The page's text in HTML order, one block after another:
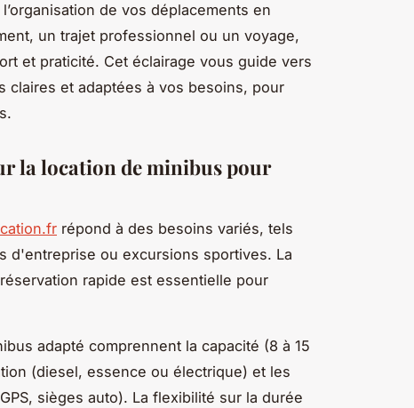
de vos déplacements en
un trajet professionnel ou un voyage,
et praticité. Cet éclairage vous guide vers
claires et adaptées à vos besoins, pour
la location de minibus pour
répond à des besoins variés, tels
d'entreprise ou excursions sportives. La
rapide est essentielle pour
adapté comprennent la capacité (8 à 15
(diesel, essence ou électrique) et les
sièges auto). La flexibilité sur la durée